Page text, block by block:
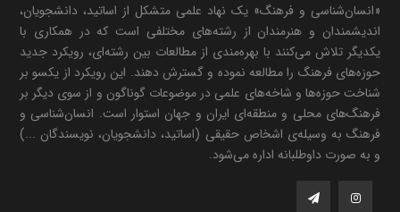
«انسان‌شناسی و فرهنگ» یک نهاد علمی متشکل از اساتید، دانشجویان،
اندیشمندان و هنرمندان از رشته‌های مختلفی است که در همکاری با
یکدیگر تلاش می‌کنند با بهره‌مندی از مطالعات بین رشته‌ای، رویکرد جدید
حوزه‌های فرهنگ را مطالعه نموده و گسترش دهند. این رویکرد از یکسو بر
شناخت حوزه‌ها و شاخه‌های علمی در موضوعات گوناگون و از سوی دیگر بر
فرهنگ‌های محلی و منطقه‌ای ایران و جهان استوار است. انسان‌شناسی و
فرهنگ به وسیله‌ی اشخاص حقیقی (اساتید، دانشجویان، نویسندگان ...)
و به صورت داوطلبانه اداره می‌شود.